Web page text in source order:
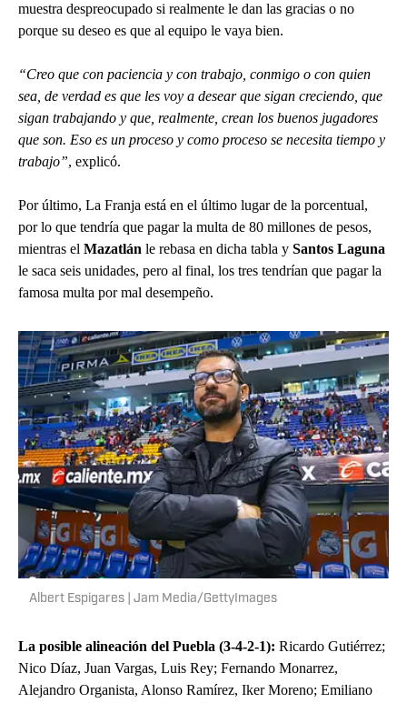
muestra despreocupado si realmente le dan las gracias o no
porque su deseo es que al equipo le vaya bien.
“Creo que con paciencia y con trabajo, conmigo o con quien
sea, de verdad es que les voy a desear que sigan creciendo, que
sigan trabajando y que, realmente, crean los buenos jugadores
que son. Eso es un proceso y como proceso se necesita tiempo y
trabajo”, explicó.
Por último, La Franja está en el último lugar de la porcentual,
por lo que tendría que pagar la multa de 80 millones de pesos,
mientras el Mazatlán le rebasa en dicha tabla y Santos Laguna
le saca seis unidades, pero al final, los tres tendrían que pagar la
famosa multa por mal desempeño.
Albert Espigares | Jam Media/GettyImages
La posible alineación del Puebla (3-4-2-1): Ricardo Gutiérrez;
Nico Díaz, Juan Vargas, Luis Rey; Fernando Monarrez,
Alejandro Organista, Alonso Ramírez, Iker Moreno; Emiliano